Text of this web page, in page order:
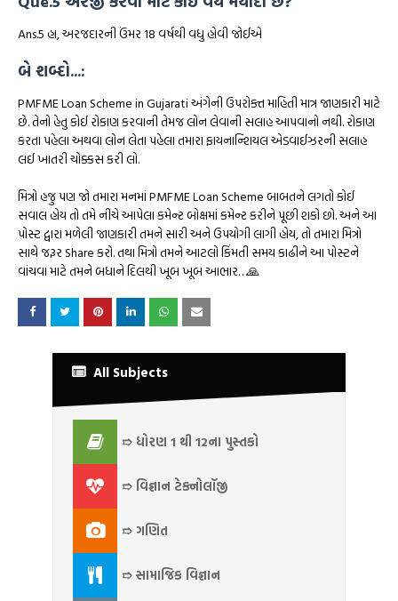
Ans.5 હા, અરજદારની ઉંમર 18 વર્ષથી વધુ હોવી જોઈએ
બે શબ્દો...:
PMFME Loan Scheme in Gujarati અંગેની ઉપરોક્ત માહિતી માત્ર જાણકારી માટે
છે. તેનો હેતુ કોઈ રોકાણ કરવાની તેમજ લોન લેવાની સલાહ આપવાનો નથી. રોકાણ
કરતા પહેલા અથવા લોન લેતા પહેલા તમારા ફાયનાન્શિયલ એડવાઈઝરની સલાહ
લઈ ખાતરી ચોક્કસ કરી લો.
મિત્રો હજુ પણ જો તમારા મનમાં PMFME Loan Scheme બાબતને લગતો કોઈ
સવાલ હોય તો તમે નીચે આપેલા કમેન્ટ બોક્ષમાં કમેન્ટ કરીને પૂછી શકો છો. અને આ
પોસ્ટ દ્વારા મળેલી જાણકારી તમને સારી અને ઉપયોગી લાગી હોય, તો તમારા મિત્રો
સાથે જરૂર Share કરો. તથા મિત્રો તમને આટલો કિંમતી સમય કાઢીને આ પોસ્ટને
વાંચવા માટે તમને બધાને દિલથી ખૂબ ખૂબ આભાર…🙏
All Subjects
➱ ધોરણ 1 થી 12ના પુસ્તકો
➱ વિજ્ઞાન ટેક્નોલૉજી
➱ ગણિત
➱ સામાજિક વિજ્ઞાન